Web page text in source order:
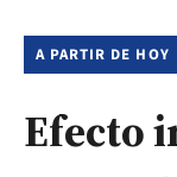
A PARTIR DE HOY
Efecto